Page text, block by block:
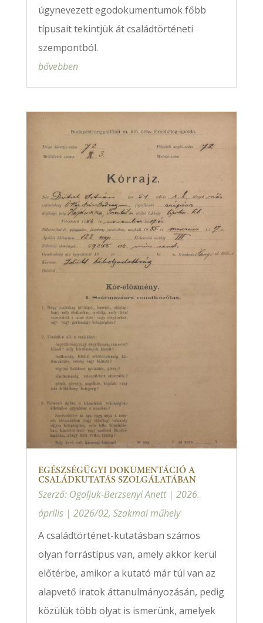
úgynevezett egodokumentumok főbb
típusait tekintjük át családtörténeti
szempontból.
bővebben
EGÉSZSÉGÜGYI DOKUMENTÁCIÓ A
CSALÁDKUTATÁS SZOLGÁLATÁBAN
Szerző: Ogoljuk-Berzsenyi Anett| 2026.
április| 2026/02, Szakmai műhely
A családtörténet-kutatásban számos
olyan forrástípus van, amely akkor kerül
előtérbe, amikor a kutató már túl van az
alapvető iratok áttanulmányozásán, pedig
közülük több olyat is ismerünk, amelyek